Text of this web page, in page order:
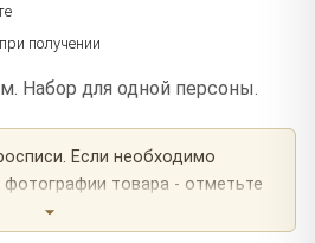
получении
Набор для одной персоны.
Если необходимо
товара - отметьте